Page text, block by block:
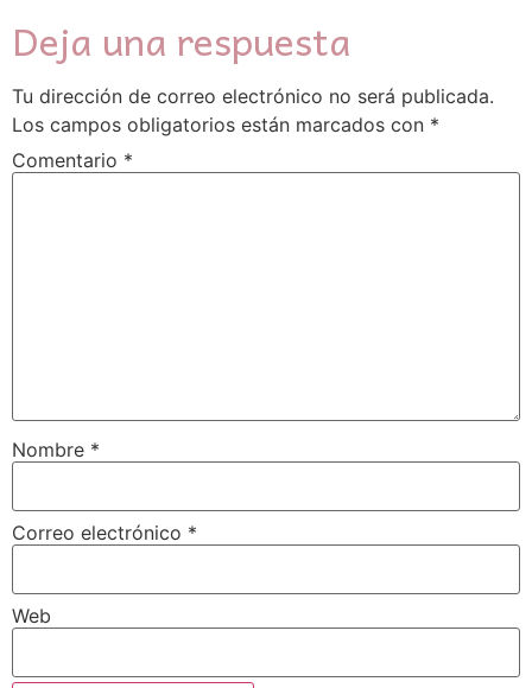
Deja una respuesta
Tu dirección de correo electrónico no será publicada.
Los campos obligatorios están marcados con *
Comentario *
Nombre *
Correo electrónico *
Web